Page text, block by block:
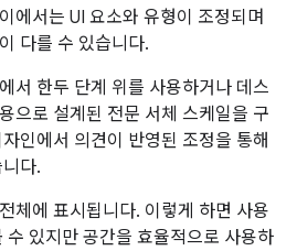
에서는 UI 요소와 유형이 조정되며
다를 수 있습니다.
서 한두 단계 위를 사용하거나 데스
으로 설계된 전문 서체 스케일을 구
인에서 의견이 반영된 조정을 통해
다.
체에 표시됩니다. 이렇게 하면 사용
수 있지만 공간을 효율적으로 사용하